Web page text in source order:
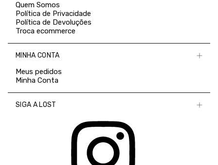
Quem Somos
Política de Privacidade
Política de Devoluções
Troca ecommerce
MINHA CONTA
Meus pedidos
Minha Conta
SIGA A LOST